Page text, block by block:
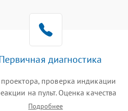
диагностика
проверка индикации
на пульт. Оценка качества
лампы, наличия артефактов
Подробнее